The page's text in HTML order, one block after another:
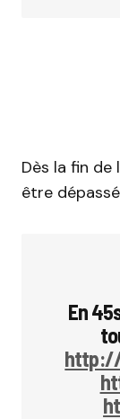
Dès la fin
être
En
http://